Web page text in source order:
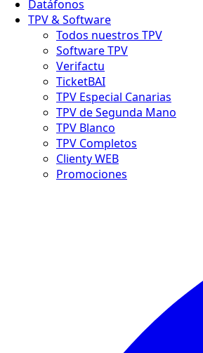
Datáfonos
TPV & Software
Todos nuestros TPV
Software TPV
Verifactu
TicketBAI
TPV Especial Canarias
TPV de Segunda Mano
TPV Blanco
TPV Completos
Clienty WEB
Promociones